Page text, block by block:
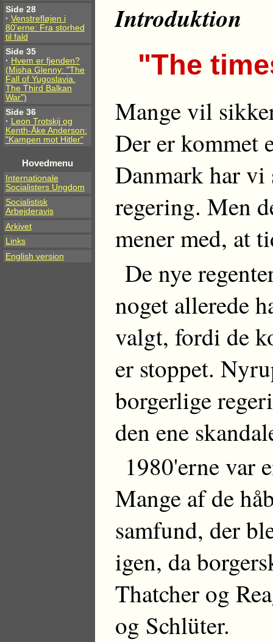
Side 28
· Venstrefløjen i
80'erne: Fra storhed
til fald
Side 35
· Hvem er fjenden?
(Misha Glenny: "The
Fall of Yugoslavia.
The Third Balkan
War")
Side 36
· Leon Trotskij og
Kenth-Åke Anderson:
"Kampen mot Hitler"
Hovedmenu
Internationale
Socialisters Ungdom
Socialistisk
Arbejderavis
Arkivet
Links
English version
Introduktion
"The
Mange vil
Der er kommet
Danmark har vi
regering. Men
mener med, at
De nye
noget allerede
valgt, fordi de
er stoppet.
borgerlige
den ene
1980'erne var
Mange af de
samfund, der
igen, da
Thatcher og
og Schlüter.